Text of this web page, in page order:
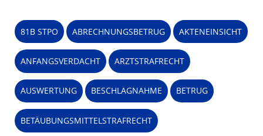
81B STPO ABRECHNUNGSBETRUG AKTENEINSICHT
ANFANGSVERDACHT ARZTSTRAFRECHT
AUSWERTUNG BESCHLAGNAHME BETRUG
BETÄUBUNGSMITTELSTRAFRECHT